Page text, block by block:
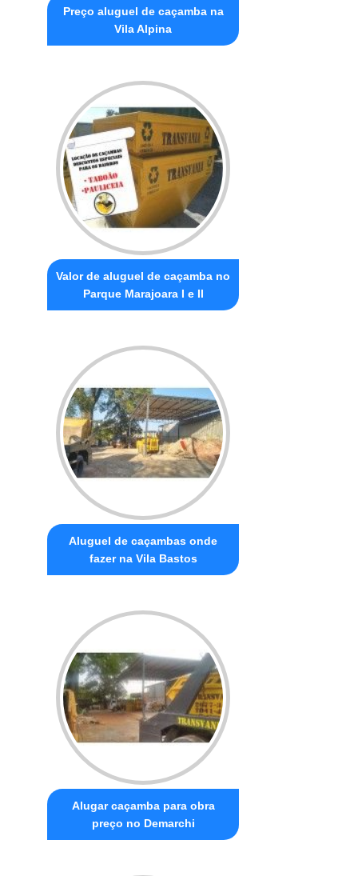
Preço aluguel de caçamba na
Vila Alpina
Valor de aluguel de caçamba no
Parque Marajoara I e II
Aluguel de caçambas onde
fazer na Vila Bastos
Alugar caçamba para obra
preço no Demarchi